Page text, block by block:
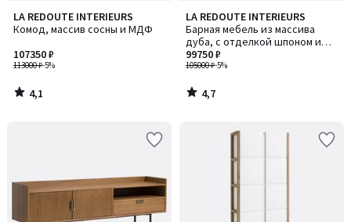
LA REDOUTE INTERIEURS
Комод, массив сосны и МДФ
113000 ₽-5%
107350 ₽
4,1
/ 5
4,1
/
LA REDOUTE INTERIEURS
Барная мебель из массива
дуба, с отделкой шпоном и
плетеным материалом, Waska /
Васка
105000 ₽-5%
99750 ₽
4,7
/ 5
4,7
/